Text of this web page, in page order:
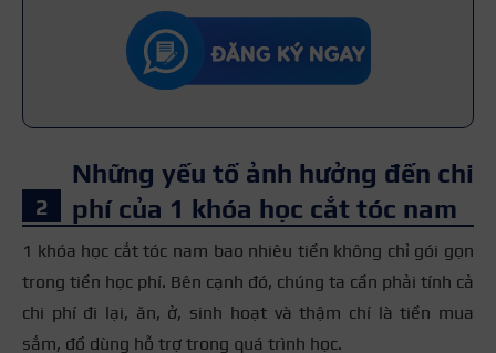
Những yếu tố ảnh hưởng đến chi
phí của 1 khóa học cắt tóc nam
1 khóa học cắt tóc nam bao nhiêu tiền không chỉ gói gọn
trong tiền học phí. Bên cạnh đó, chúng ta cần phải tính cả
chi phí đi lại, ăn, ở, sinh hoạt và thậm chí là tiền mua
sắm, đồ dùng hỗ trợ trong quá trình học.